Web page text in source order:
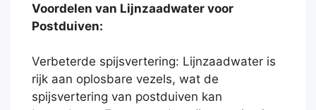
Voordelen van Lijnzaadwater voor
Postduiven:
Verbeterde spijsvertering: Lijnzaadwater is
rijk aan oplosbare vezels, wat de
spijsvertering van postduiven kan